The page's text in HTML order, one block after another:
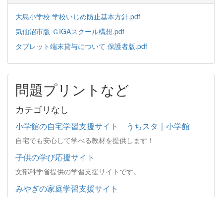
大島小学校 学校いじめ防止基本方針.pdf
気仙沼市版 ＧIGAスクール構想.pdf
タブレット端末貸与について 保護者版.pdf
問題プリントなど
カテゴリなし
小学館の自宅学習支援サイト うちスタ｜小学館
自宅でも安心して学べる教材を提供します！
子供の学び応援サイト
文部科学省提供の学習支援サイトです。
みやぎの家庭学習支援サイト